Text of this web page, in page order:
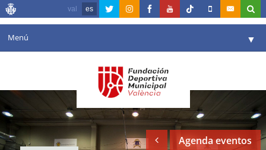
val es
Menú ▼
Agenda
Instalaciones ▼
Comunicación ▼
Agenda eventos